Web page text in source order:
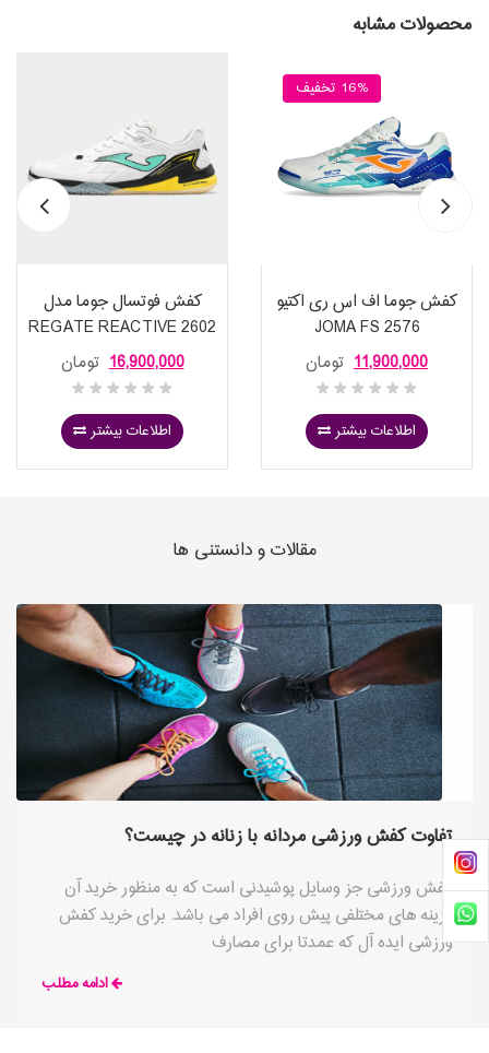
محصولات مشابه
کفش فوتسال جوما مدل
REGATE REACTIVE 2602
WHITE INDOOR
تومان 16,900,000
اطلاعات بیشتر
16% تخفیف
کفش جوما اف اس ری اکتیو
2576 JOMA FS
REACTIVE
11,900,000
اطلاعات بیشتر
مقالات و دانستنی ها
تفاوت کفش ورزشی مردانه با زنانه در چیست؟
کفش ورزشی جز وسایل پوشیدنی است که به منظور خرید آن
گزینه های مختلفی پیش روی افراد می باشد. برای خرید کفش
ورزشی ایده آل که عمدتا برای مصارف
ادامه مطلب